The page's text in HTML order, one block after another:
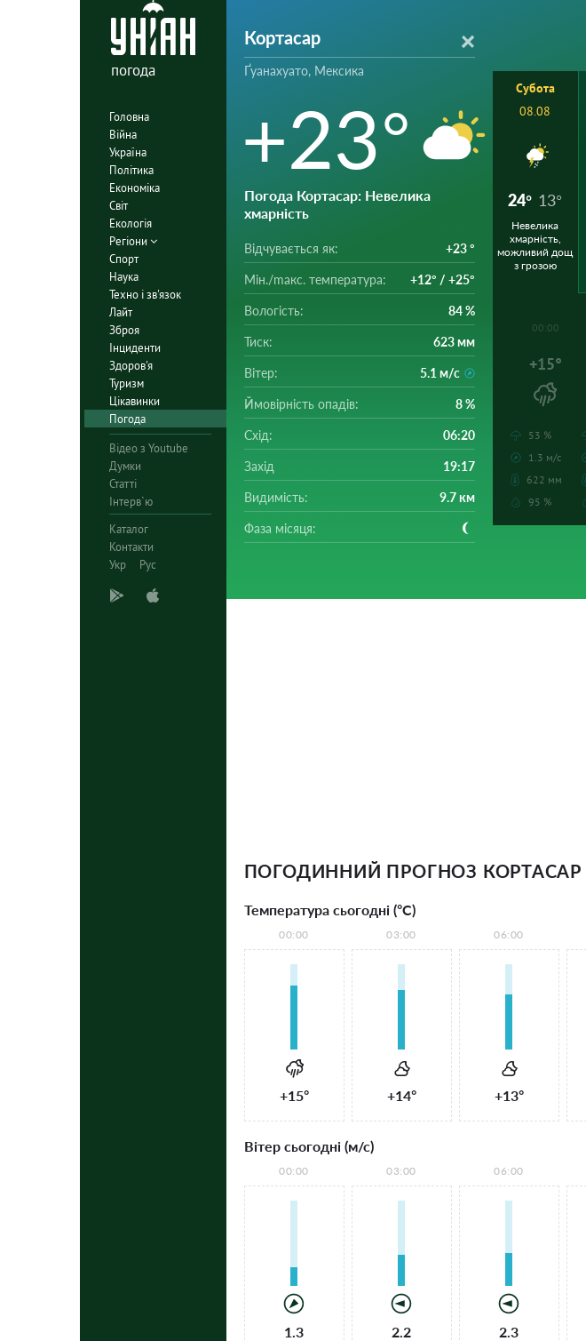
погода
Головна
Війна
Україна
Політика
Економіка
Світ
Екологія
Регіони
Спорт
Наука
Техно і зв'язок
Лайт
Зброя
Інциденти
Здоров'я
Туризм
Цікавинки
Погода
Відео з Youtube
Думки
Статті
Інтерв`ю
Каталог
Контакти
Укр
Рус
Кортасар
Ґуанахуато, Мексика
+23°
Погода Кортасар: Невелика
хмарність
Відчувається як: +23 °
Мін./mакс. температура: +12° / +25°
Вологість: 84 %
Тиск: 623 мм
Вітер: 5.1 м/с
Ймовірність опадів: 8 %
Схід: 06:20
Захід 19:17
Видимість: 9.7 км
Фаза місяця:
Субота
08.08
24° 13°
Невелика
хмарність,
можливий дощ
з грозою
00:00
+15°
53 %
1.3 м/с
622 мм
95 %
ПОГОДИННИЙ ПРОГНОЗ КОРТАСАР
Температура сьогодні (°С)
00:00
+15°
03:00
+14°
06:00
+13°
Вітер сьогодні (м/с)
00:00
1.3
03:00
2.2
06:00
2.3